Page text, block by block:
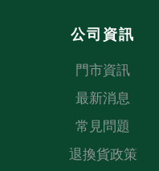
公司資訊
門市資訊
最新消息
常見問題
退換貨政策